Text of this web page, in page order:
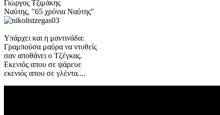
Γιώργος Τζιμάκης
Ναύτης, "65 χρόνια Ναύτης"
Υπάρχει και η μαντινάδα:
Γραμπούσα μαύρα να ντυθείς
σαν αποθάνει ο Τζέγκας.
Εκενιός απου σε ψάρευε
εκενιός απου σε γλέντα....